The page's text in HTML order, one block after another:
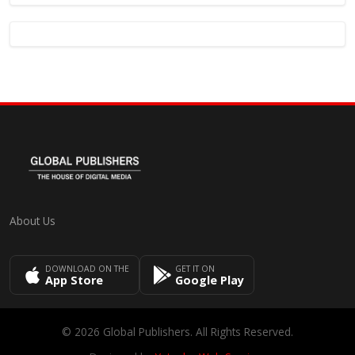
About Us
DOWNLOAD ON THE
App Store
GET IT ON
Google Play
© 2026 Global Publishers. All Rights Reserved.